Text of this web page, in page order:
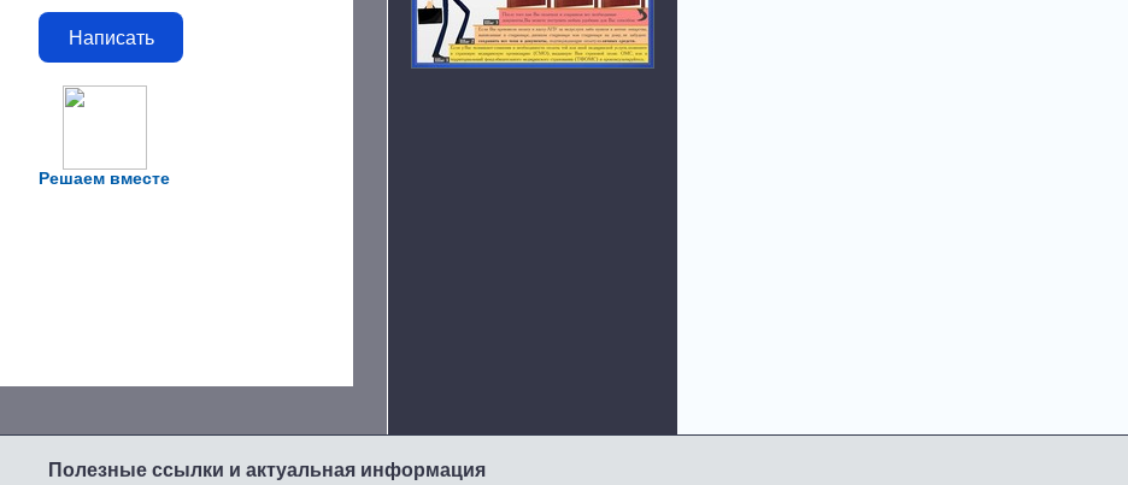
Решаем вместе
Написать
Полезные ссылки и актуальная информация